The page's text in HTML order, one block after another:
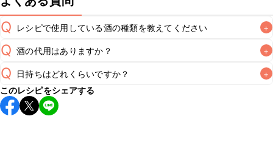
Q レシピで使用している酒の種類を教えてください +
A
Q 酒の代用はありますか？ +
A
Q 日持ちはどれくらいですか？ +
保存期間は冷蔵で2~3日が目安です。なるべくお早めにお召
し上がりください。
このレシピをシェアする